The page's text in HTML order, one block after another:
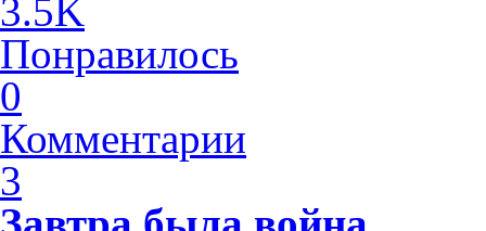
3.5K
Понравилось
0
Комментарии
3